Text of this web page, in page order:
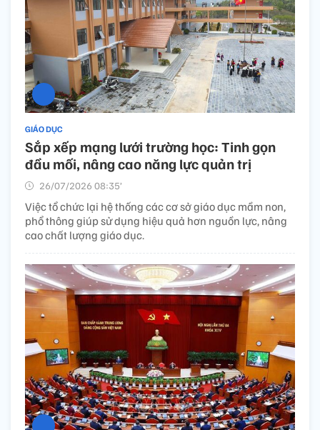
GIÁO DỤC
Sắp xếp mạng lưới trường học: Tinh gọn
đầu mối, nâng cao năng lực quản trị
26/07/2026 08:35’
Việc tổ chức lại hệ thống các cơ sở giáo dục mầm non,
phổ thông giúp sử dụng hiệu quả hơn nguồn lực, nâng
cao chất lượng giáo dục.